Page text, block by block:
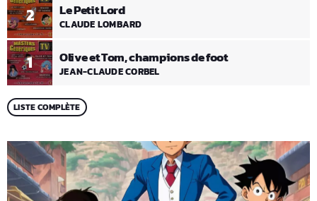
1 Olive et Tom, champions de foot
JEAN-CLAUDE CORBEL
2 Le Petit Lord
CLAUDE LOMBARD
LISTE COMPLÈTE